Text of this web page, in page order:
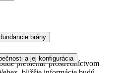
prebiehať prostredníctvom
brány
a jej konfigurácia